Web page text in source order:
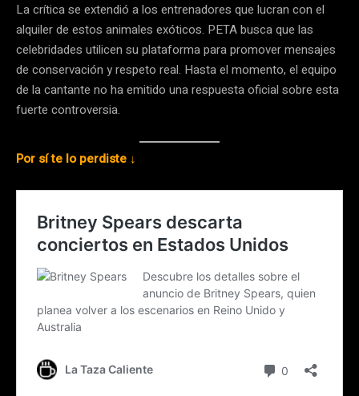
La crítica se extendió a los entrenadores que lucran con el
alquiler de estos animales exóticos. PETA busca que las
celebridades utilicen su plataforma para promover mensajes
de conservación y respeto real. Hasta el momento, el equipo
de la cantante no ha emitido una respuesta oficial sobre esta
fuerte controversia.
Por sí te lo perdiste ↓